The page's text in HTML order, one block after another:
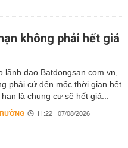
không phải hết giá
lãnh đạo Batdongsan.com.vn,
phải cứ đến mốc thời gian hết
hạn là chung cư sẽ hết giá...
11:22 | 07/08/2026